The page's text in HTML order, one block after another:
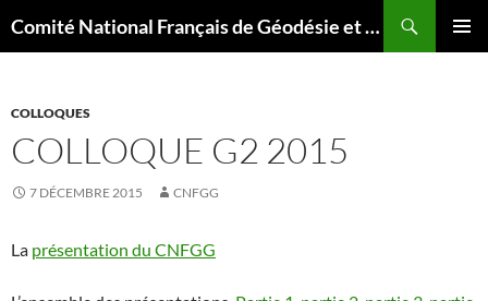
au
Comité National Français de Géodésie et Géophysique
COLLOQUES
COLLOQUE G2 2015
7 DÉCEMBRE 2015 CNFGG
La présentation du CNFGG